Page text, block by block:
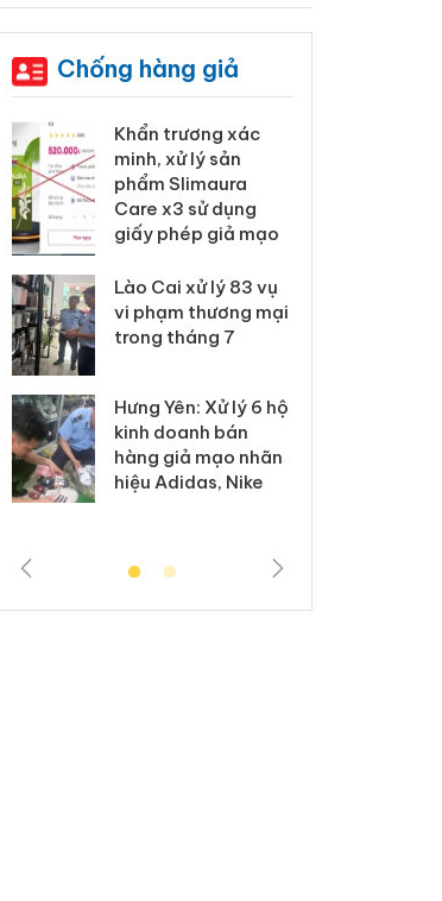
Chống hàng giả
Khẩn trương xác
minh, xử lý sản
phẩm Slimaura
Care x3 sử dụng
giấy phép giả mạo
Lào Cai xử lý 83 vụ
vi phạm thương mại
trong tháng 7
Hưng Yên: Xử lý 6 hộ
kinh doanh bán
hàng giả mạo nhãn
hiệu Adidas, Nike